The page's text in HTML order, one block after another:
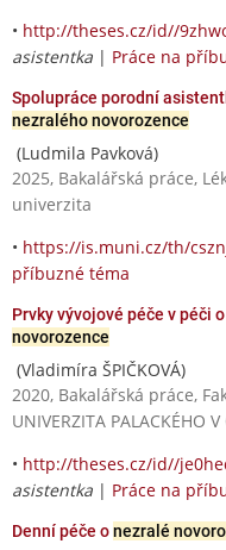
• http://theses.cz/id//
asistentka | Práce na
Spolupráce porodní
nezralého novorozence
(Ludmila Pavková)
2025, Bakalářská práce,
univerzita
• https://is.muni.cz/th/
příbuzné téma
Prvky vývojové péče v péči o
novorozence
(Vladimíra ŠPIČKOVÁ)
2020, Bakalářská práce,
UNIVERZITA PALACKÉHO
• http://theses.cz/id//
asistentka | Práce na
Denní péče onezralé